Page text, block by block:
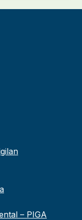
– PIGA